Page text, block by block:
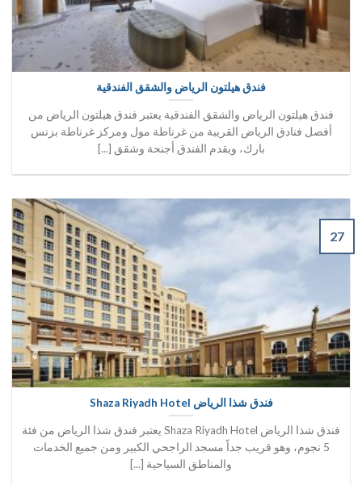
فندق هيلتون الرياض والشقق الفندقية
فندق هيلتون الرياض والشقق الفندقية يعتبر فندق هيلتون الرياض من
أفصل فنادق الرياض القريبة من غرناطة مول ومركز غرناطة بزنس
بارك، ويقدم الفندق أجنحة وشقق [...]
فندق شذا الرياض Shaza Riyadh Hotel
فندق شذا الرياض Shaza Riyadh Hotel يعتبر فندق شذا الرياض من فئة
5 نجوم، وهو قريب جداً مسجد الراجحي الكبير ومن جميع الخدمات
والمناطق السياحية [...]
27